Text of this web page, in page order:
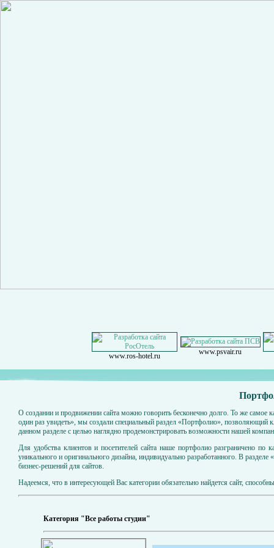
www.ros-hotel.ru www.psvair.ru
О создании и продвижении сайта можно говорить бесконечно долго. То же самое
один раз увидеть», мы создали специальный раздел «Портфолио», позволяющий
данном разделе с целью наглядно продемонстрировать возможности нашей
Для удобства клиентов и посетителей сайта наше портфолио разграничено
уникального и оригинального дизайна, индивидуально разработанного. В
бизнес-решений для сайтов.
Надеемся, что в интересующей Вас категории обязательно найдется сайт,
Категория "Все работы студии"